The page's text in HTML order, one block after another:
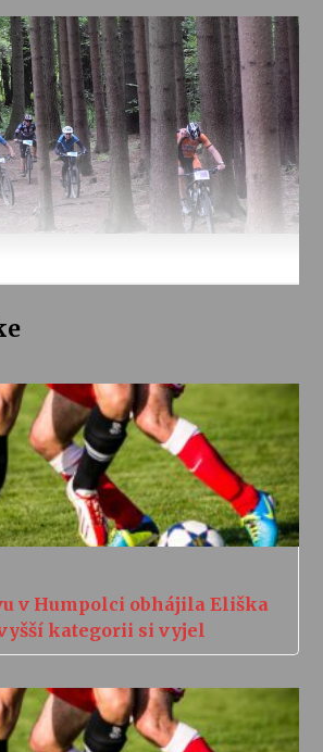
v Humpolci obhájila Eliška
kategorii si vyjel